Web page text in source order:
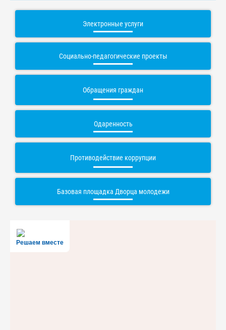
Электронные услуги
Социально-педагогические проекты
Обращения граждан
Одаренность
Противодействие коррупции
Базовая площадка Дворца молодежи
Решаем вместе